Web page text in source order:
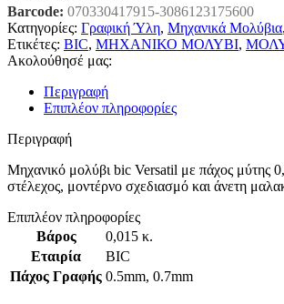
Barcode: 070330417915-3086123175600
Κατηγορίες: Γραφική Ύλη, Μηχανικά Μολύβια,
Ετικέτες: BIC, ΜΗΧΑΝΙΚΟ ΜΟΛΥΒΙ,
Ακολούθησέ μας:
Περιγραφή
Επιπλέον πληροφορίες
Περιγραφή
Μηχανικό μολύβι bic Versatil με πάχος μύτης
στέλεχος, μοντέρνο σχεδιασμό και άνετη
Επιπλέον πληροφορίες
Βάρος
0,015 κ.
Εταιρία
BIC
Πάχος Γραφής 0.5mm, 0.7mm